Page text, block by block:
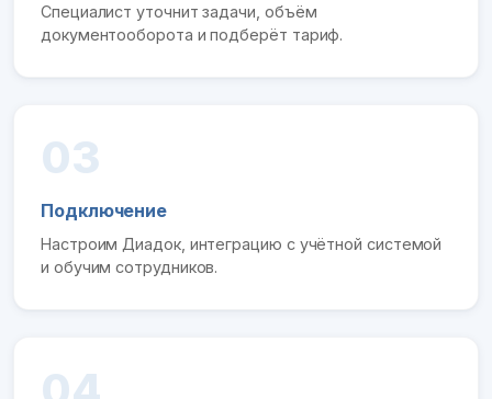
Специалист уточнит задачи, объём
документооборота и подберёт тариф.
03
Подключение
Настроим Диадок, интеграцию с учётной системой
и обучим сотрудников.